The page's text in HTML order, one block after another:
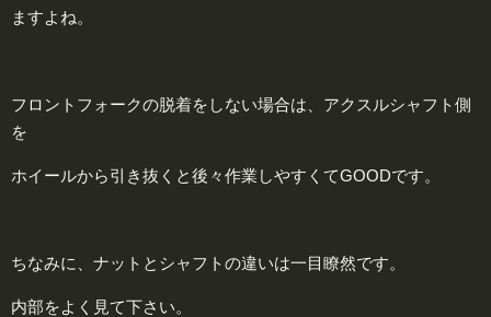
ますよね。
フロントフォークの脱着をしない場合は、アクスルシャフト側
を
ホイールから引き抜くと後々作業しやすくてGOODです。
ちなみに、ナットとシャフトの違いは一目瞭然です。
内部をよく見て下さい。